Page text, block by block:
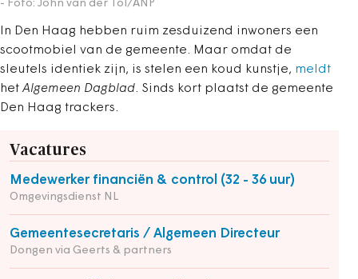
- Foto: John van der Tol/ANP
In Den Haag hebben ruim zesduizend inwoners een
scootmobiel van de gemeente. Maar omdat de
sleutels identiek zijn, is stelen een koud kunstje, meldt
het Algemeen Dagblad. Sinds kort plaatst de gemeente
Den Haag trackers.
Vacatures
Medewerker financiën & control (32 - 36 uur)
Omgevingsdienst NL
Gemeentesecretaris / Algemeen Directeur
Dongen via Geerts & partners